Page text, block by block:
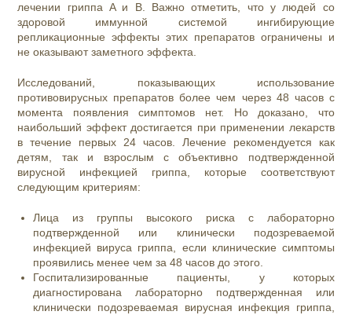
лечении гриппа A и B. Важно отметить, что у людей со
здоровой иммунной системой ингибирующие
репликационные эффекты этих препаратов ограничены и
не оказывают заметного эффекта.
Исследований, показывающих использование
противовирусных препаратов более чем через 48 часов с
момента появления симптомов нет. Но доказано, что
наибольший эффект достигается при применении лекарств
в течение первых 24 часов. Лечение рекомендуется как
детям, так и взрослым с объективно подтвержденной
вирусной инфекцией гриппа, которые соответствуют
следующим критериям:
Лица из группы высокого риска с лабораторно
подтвержденной или клинически подозреваемой
инфекцией вируса гриппа, если клинические симптомы
проявились менее чем за 48 часов до этого.
Госпитализированные пациенты, у которых
диагностирована лабораторно подтвержденная или
клинически подозреваемая вирусная инфекция гриппа,